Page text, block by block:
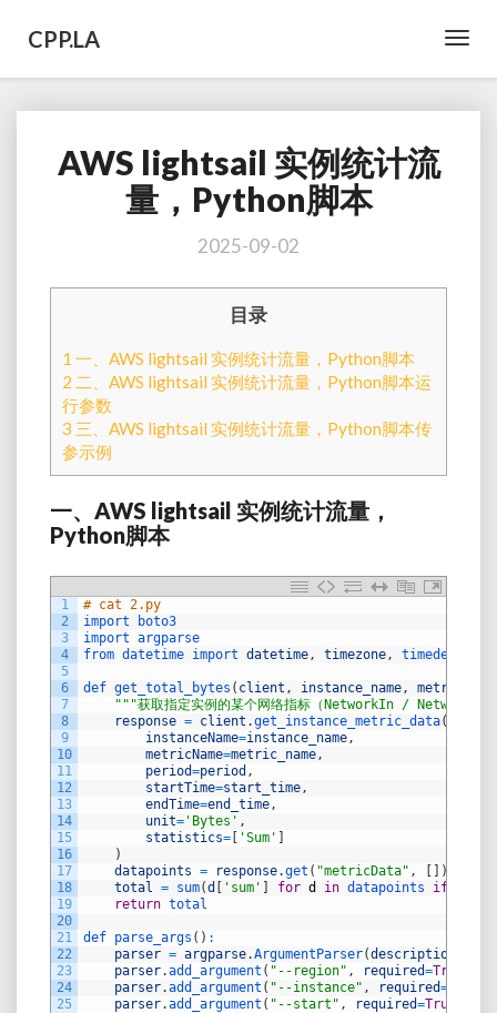
CPP.LA
AWS
lightsail
实
统
流
量，
Python
脚
AWS lightsail 实例统计流
量，Python脚本
2025-09-02
目录
1 一、AWS lightsail 实例统计流量，Python脚本
2 二、AWS lightsail 实例统计流量，Python脚本运
行参数
3 三、AWS lightsail 实例统计流量，Python脚本传
参示例
一、AWS lightsail 实例统计流量，
Python脚本
1
2
3
4
5
6
7
8
9
10
11
12
13
14
15
16
17
18
19
20
21
22
23
24
25
# cat 2.py
import
boto3
import argparse
from datetime import datetime , timezone , timedelta
def get_total_bytes ( client , instance_name ,
"" "获取指定实例的某个网络指标（NetworkIn / NetworkOut
response = client .get_instance_metric_data(
instanceName=instance_name ,
metricName=metric_name ,
period=period ,
startTime=start_time ,
endTime=end_time ,
unit= 'Bytes' ,
statistics= [ 'Sum' ]
)
datapoints = response.get ( "metricData" , [ ] )
total
= sum(d [ 'sum' ] for d in datapoints if
return total
def parse_args ( ) :
parser = argparse.ArgumentParser(description
parser.add_argument ( "--region" , required=True
parser.add_argument ( "--instance" , required=
parser.add_argument ( "--start" , required=True